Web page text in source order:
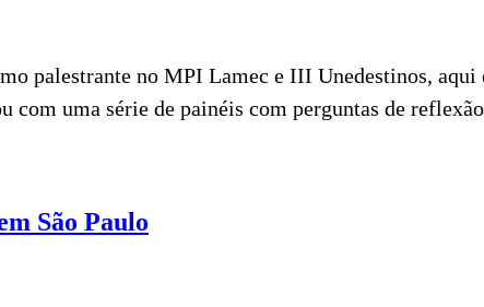
palestrante no MPI Lamec e III Unedestinos, aqui
com uma série de painéis com perguntas de
São Paulo